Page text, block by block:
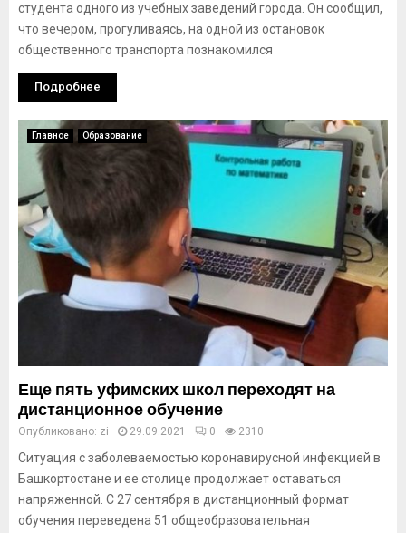
студента одного из учебных заведений города. Он сообщил,
что вечером, прогуливаясь, на одной из остановок
общественного транспорта познакомился
Подробнее
Главное Образование
Еще пять уфимских школ переходят на
дистанционное обучение
Опубликовано: zi 29.09.2021 0 2310
Ситуация с заболеваемостью коронавирусной инфекцией в
Башкортостане и ее столице продолжает оставаться
напряженной. С 27 сентября в дистанционный формат
обучения переведена 51 общеобразовательная